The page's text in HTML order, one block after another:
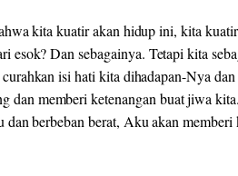
kita kuatir akan hidup ini, kita
Dan sebagainya. Tetapi kita
isi hati kita dihadapan-Nya
dan memberi ketenangan buat jiwa
berbeban berat, Aku akan